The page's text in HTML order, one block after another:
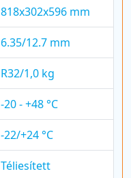
818x302x596 mm
6.35/12.7 mm
R32/1,0 kg
-20 - +48 °C
-22/+24 °C
Téliesített